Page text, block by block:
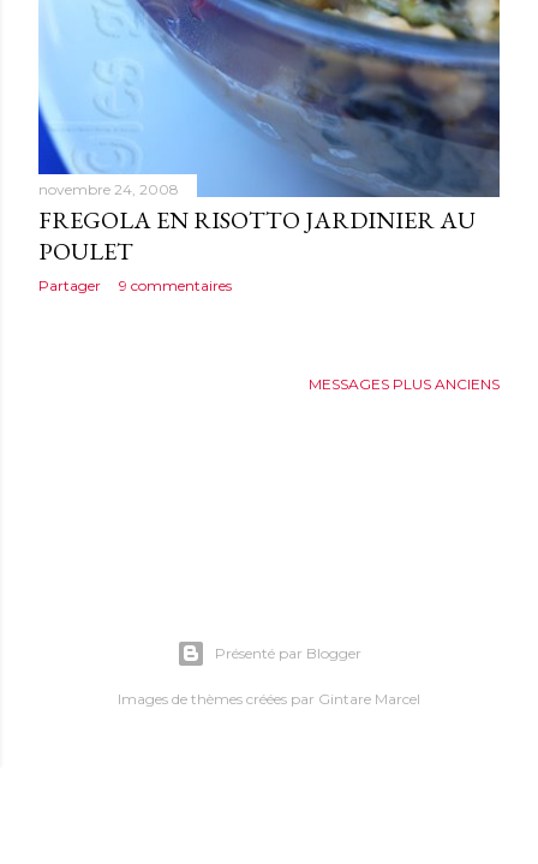
novembre 24, 2008
FREGOLA EN RISOTTO JARDINIER AU
POULET
Partager 9 commentaires
MESSAGES PLUS ANCIENS
Présenté par Blogger
Images de thèmes créées par Gintare Marcel